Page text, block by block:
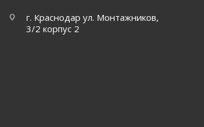
г. Краснодар ул. Монтажников,
3/2 корпус 2